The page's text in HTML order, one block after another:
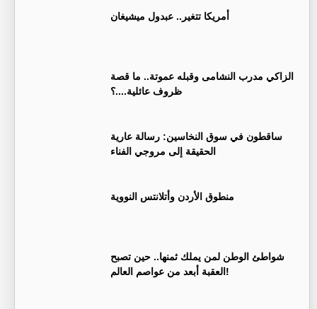
أمريكا تتغير.. عبدول ميشيغان
الزاكي مدرب النشامى وقبله عموتة.. ما قصة
ظروف عائلية....؟
ساقطون في سوق النخاسين: رسالة عارية
الحقيقة إلى مروجي الفناء
منطوق الأردن وأتلانتس النووية
شواطئ الوطن لمن يملك ثمنها.. حين تصبح
العقبة أبعد من عواصم العالم!